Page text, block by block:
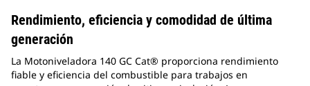
Rendimiento, eficiencia y comodidad de última
generación
La Motoniveladora 140 GC Cat® proporciona rendimiento
fiable y eficiencia del combustible para trabajos en